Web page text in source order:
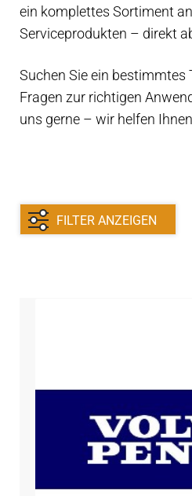
Kraftstoffschlauch
filter
Technikblog
ein komplettes Sortiment
Serviceprodukten – direkt
Suchen Sie ein bestimmtes
Fragen zur richtigen
uns gerne – wir helfen
FILTER ANZEIGEN